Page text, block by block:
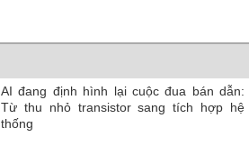
AI đang định hình lại cuộc đua bán dẫn:
Từ thu nhỏ transistor sang tích hợp hệ
thống